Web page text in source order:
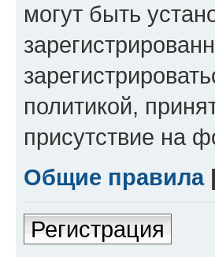
могут быть
политикой,
присутствие на
Общие правила|
Регистрация